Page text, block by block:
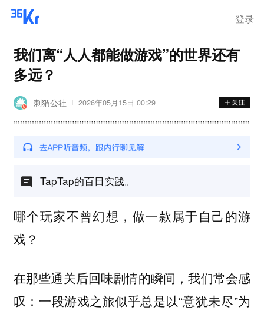
登录
我们离“人人都能做游戏”的世界还有
多远？
刺猬公社 2026年05月15日 00:29
TapTap的百日实践。
哪个玩家不曾幻想，做一款属于自己的游
戏？
在那些通关后回味剧情的瞬间，我们常会感
叹：一段游戏之旅似乎总是以“意犹未尽”为